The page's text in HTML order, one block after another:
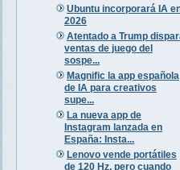
Ubuntu incorporará IA
2026
Atentado a Trump
ventas de juego del
sospe...
Magnific la app española
de IA para creativos
supe...
La nueva app de
Instagram lanzada en
España: Insta...
Lenovo vende portátiles
de 120 Hz, pero cuando